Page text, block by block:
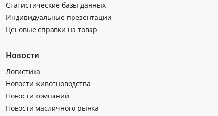
Статистические базы данных
Индивидуальные презентации
Ценовые справки на товар
Новости
Логистика
Новости животноводства
Новости компаний
Новости масличного рынка